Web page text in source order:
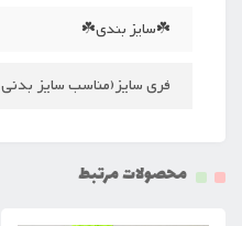
☘️سایز بندی☘️
فری سایز(مناسب سایز بدنی 34 تا 46)
محصولات مرتبط